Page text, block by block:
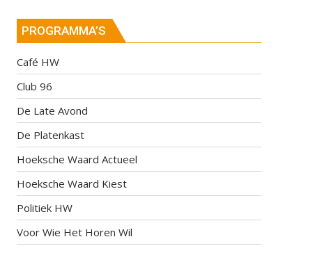
PROGRAMMA’S
Café HW
Club 96
De Late Avond
De Platenkast
Hoeksche Waard Actueel
Hoeksche Waard Kiest
Politiek HW
Voor Wie Het Horen Wil